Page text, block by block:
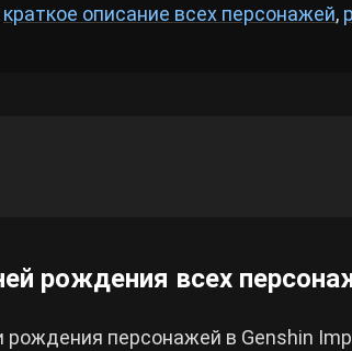
краткое описание всех персонажей,
рождения всех
персонажей в Genshin